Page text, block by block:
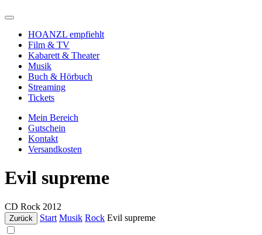
HOANZL empfiehlt
Film & TV
Kabarett & Theater
Musik
Buch & Hörbuch
Streaming
Tickets
Mein Bereich
Gutschein
Kontakt
Versandkosten
Evil supreme
CD Rock 2012
Zurück Start Musik Rock Evil supreme